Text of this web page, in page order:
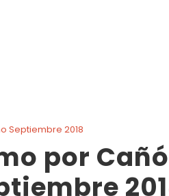
Septiembre 2018
por